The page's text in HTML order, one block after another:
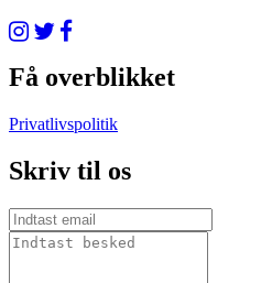
Få overblikket
Privatlivspolitik
Skriv til os